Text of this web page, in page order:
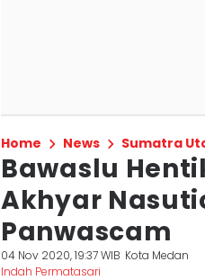
Home News Sumatra
Bawaslu
Akhyar
Panwascam
04 Nov 2020, 19:37 WIB Kota Medan
Indah Permatasari